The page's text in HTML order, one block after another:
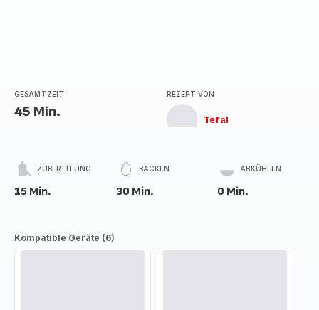
GESAMTZEIT
45 Min.
REZEPT VON
Tefal
ZUBEREITUNG
15 Min.
BACKEN
30 Min.
ABKÜHLEN
0 Min.
Kompatible Geräte (6)